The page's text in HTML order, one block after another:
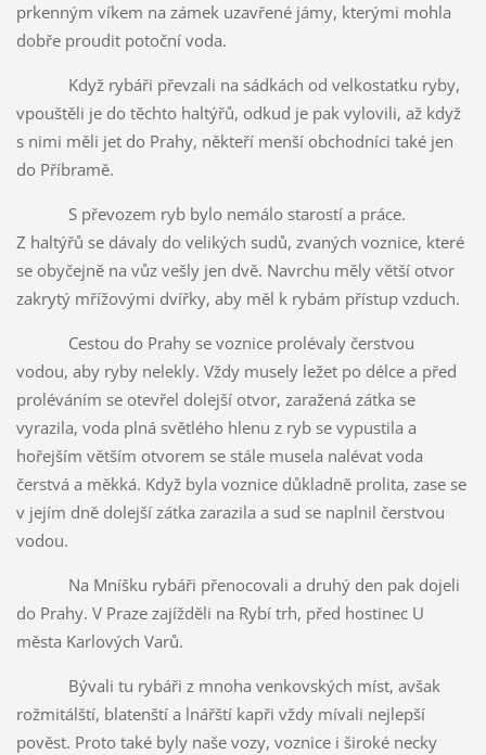
prkenným víkem na zámek uzavřené jámy, kterými mohla
dobře proudit potoční voda.
Když rybáři převzali na sádkách od velkostatku ryby,
vpouštěli je do těchto haltýřů, odkud je pak vylovili, až když
s nimi měli jet do Prahy, někteří menší obchodníci také jen
do Příbramě.
S převozem ryb bylo nemálo starostí a práce.
Z haltýřů se dávaly do velikých sudů, zvaných voznice, které
se obyčejně na vůz vešly jen dvě. Navrchu měly větší otvor
zakrytý mřížovými dvířky, aby měl k rybám přístup vzduch.
Cestou do Prahy se voznice prolévaly čerstvou
vodou, aby ryby nelekly. Vždy musely ležet po délce a před
proléváním se otevřel dolejší otvor, zaražená zátka se
vyrazila, voda plná světlého hlenu z ryb se vypustila a
hořejším větším otvorem se stále musela nalévat voda
čerstvá a měkká. Když byla voznice důkladně prolita, zase se
v jejím dně dolejší zátka zarazila a sud se naplnil čerstvou
vodou.
Na Mníšku rybáři přenocovali a druhý den pak dojeli
do Prahy. V Praze zajížděli na Rybí trh, před hostinec U
města Karlových Varů.
Bývali tu rybáři z mnoha venkovských míst, avšak
rožmitálští, blatenští a lnářští kapři vždy mívali nejlepší
pověst. Proto také byly naše vozy, voznice i široké necky